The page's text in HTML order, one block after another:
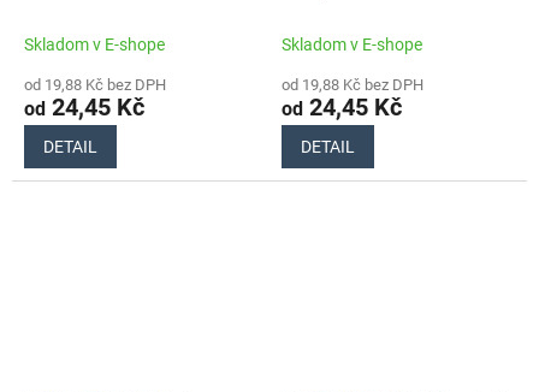
Skladom v E-shope
od 19,88 Kč bez DPH
od 24,45 Kč
DETAIL
Skladom v E-shope
od 19,88 Kč bez DPH
od 24,45 Kč
DETAIL